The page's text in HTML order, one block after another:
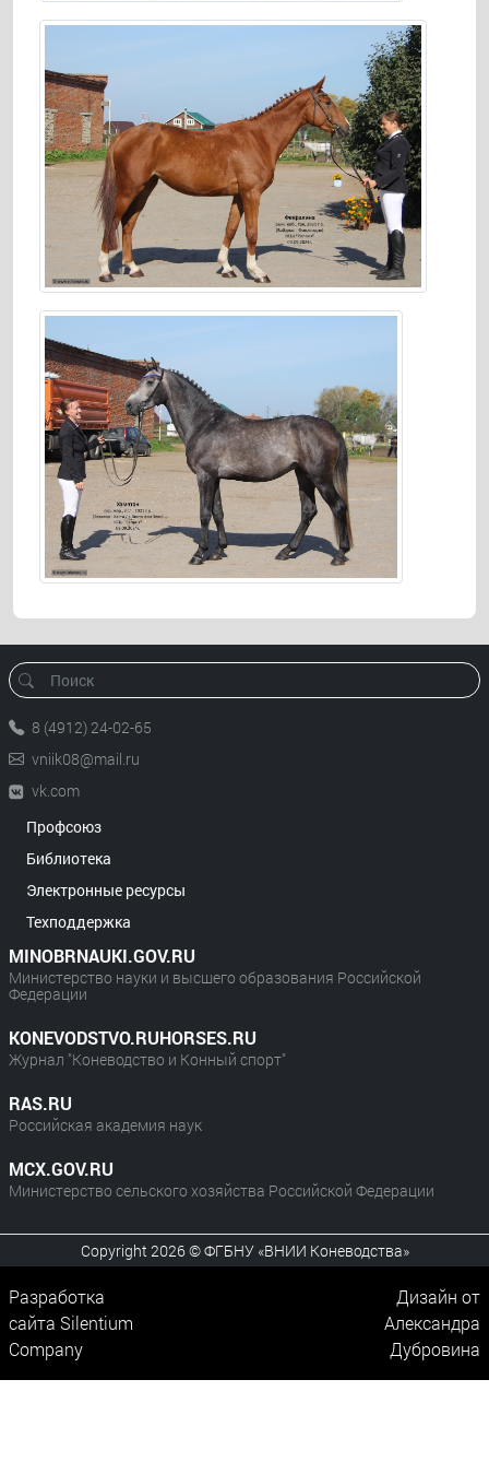
8 (4912) 24-02-65
vniik08@mail.ru
vk.com
Профсоюз
Библиотека
Электронные ресурсы
Техподдержка
MINOBRNAUKI.GOV.RU
Министерство науки и высшего образования Российской
Федерации
KONEVODSTVO.RUHORSES.RU
Журнал "Коневодство и Конный спорт"
RAS.RU
Российская академия наук
MCX.GOV.RU
Министерство сельского хозяйства Российской Федерации
Copyright 2026 © ФГБНУ «ВНИИ Коневодства»
Разработка
сайта Silentium
Company
Дизайн от
Александра
Дубровина